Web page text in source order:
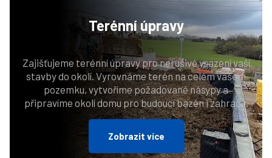
Terénníúpravy
Zajišťujeme terénní úpravy pro nerušivé vsazení vaší
stavby do okolí. Vyrovnáme terén na celém vašem
pozemku, vytvoříme požadované násypy a
připravíme okolí domu pro budoucí bazén i zahradu.
Zobrazit více